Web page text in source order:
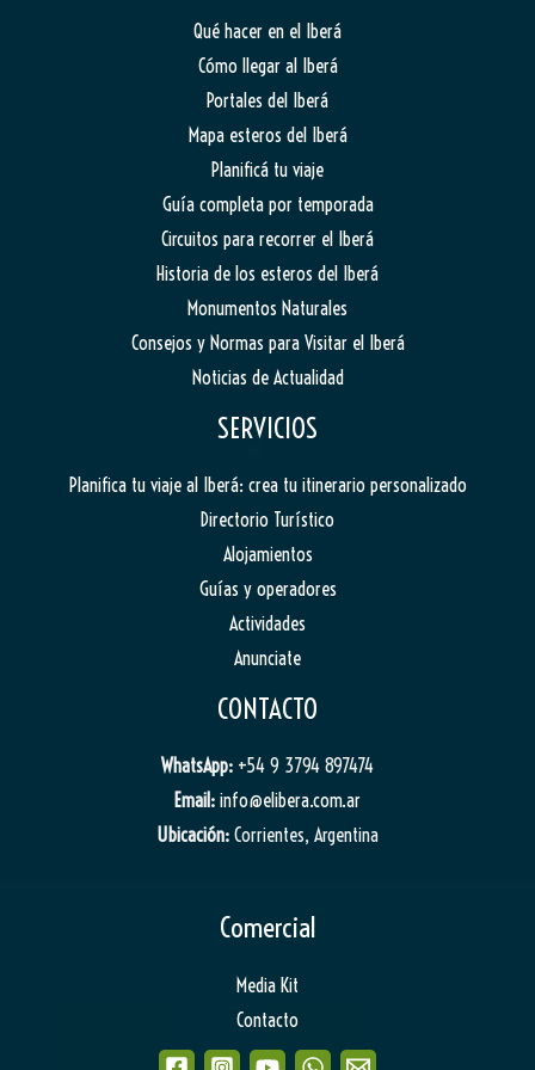
Qué hacer en el Iberá
Cómo llegar al Iberá
Portales del Iberá
Mapa esteros del Iberá
Planificá tu viaje
Guía completa por temporada
Circuitos para recorrer el Iberá
Historia de los esteros del Iberá
Monumentos Naturales
Consejos y Normas para Visitar el Iberá
Noticias de Actualidad
SERVICIOS
Planifica tu viaje al Iberá: crea tu itinerario personalizado
Directorio Turístico
Alojamientos
Guías y operadores
Actividades
Anunciate
CONTACTO
WhatsApp: +54 9 3794 897474
Email: info@elibera.com.ar
Ubicación: Corrientes, Argentina
Comercial
Media Kit
Contacto